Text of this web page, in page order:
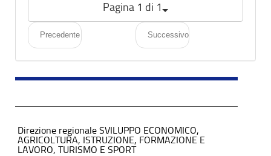
Pagina 1 di 1
Precedente Successivo
Direzione regionale SVILUPPO ECONOMICO,
AGRICOLTURA, ISTRUZIONE, FORMAZIONE E
LAVORO, TURISMO E SPORT